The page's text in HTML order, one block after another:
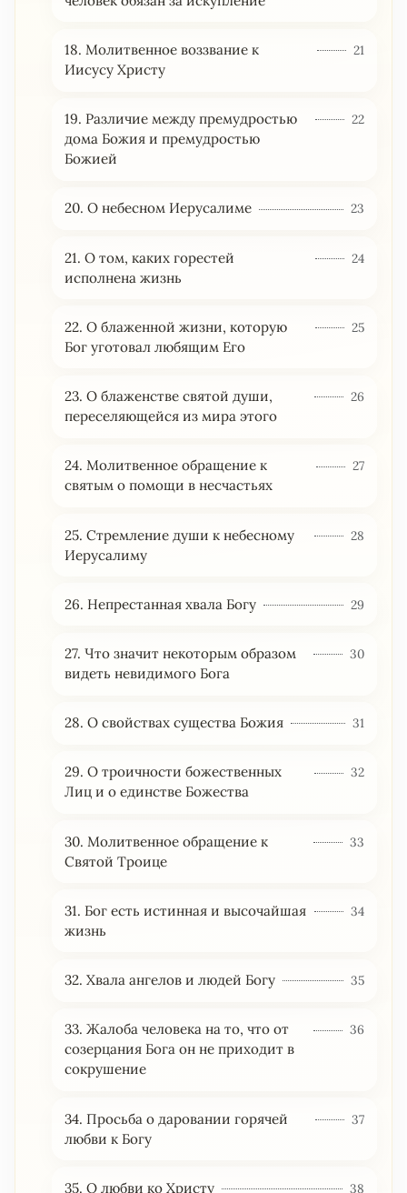
18. Молитвенное воззвание к
Иисусу Христу
21
19. Различие между премудростью
дома Божия и премудростью
Божией
22
20. О небесном Иерусалиме 23
21. О том, каких горестей
исполнена жизнь
24
22. О блаженной жизни, которую
Бог уготовал любящим Его
25
23. О блаженстве святой души,
переселяющейся из мира этого
26
24. Молитвенное обращение к
святым о помощи в несчастьях
27
25. Стремление души к небесному
Иерусалиму
28
26. Непрестанная хвала Богу 29
27. Что значит некоторым образом
видеть невидимого Бога
30
28. О свойствах существа Божия 31
29. О троичности божественных
Лиц и о единстве Божества
32
30. Молитвенное обращение к
Святой Троице
33
31. Бог есть истинная и высочайшая
жизнь
34
32. Хвала ангелов и людей Богу 35
33. Жалоба человека на то, что от
созерцания Бога он не приходит в
сокрушение
36
34. Просьба о даровании горячей
любви к Богу
37
35. О любви ко Христу 38